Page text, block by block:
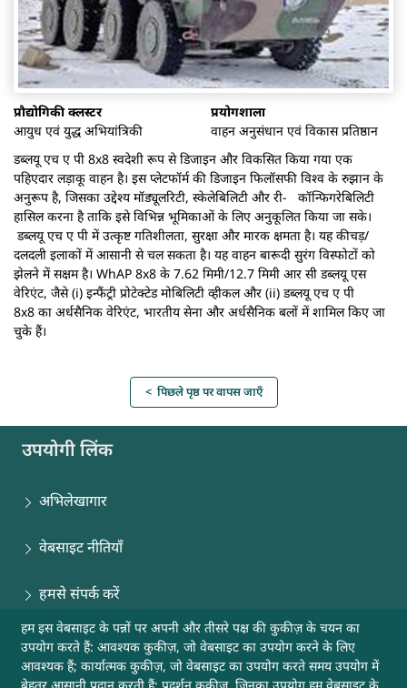
प्रौद्योगिकी क्लस्टर
आयुध एवं युद्ध अभियांत्रिकी
प्रयोगशाला
वाहन अनुसंधान एवं विकास प्रतिष्ठान
डब्लयू एच ए पी 8x8 स्वदेशी रूप से डिजाइन और विकसित किया गया एक
पहिएदार लड़ाकू वाहन है। इस प्लेटफॉर्म की डिजाइन फिलॉसफी विश्व के रुझान के
अनुरूप है, जिसका उद्देश्य मॉड्यूलरिटी, स्केलेबिलिटी और री- कॉन्फिगरेबिलिटी
हासिल करना है ताकि इसे विभिन्न भूमिकाओं के लिए अनुकूलित किया जा सके।
डब्लयू एच ए पी में उत्कृष्ट गतिशीलता, सुरक्षा और मारक क्षमता है। यह कीचड़/
दलदली इलाकों में आसानी से चल सकता है। यह वाहन बारूदी सुरंग विस्फोटों को
झेलने में सक्षम है। WhAP 8x8 के 7.62 मिमी/12.7 मिमी आर सी डब्लयू एस
वेरिएंट, जैसे (i) इन्फैंट्री प्रोटेक्टेड मोबिलिटी व्हीकल और (ii) डब्लयू एच ए पी
8x8 का अर्धसैनिक वेरिएंट, भारतीय सेना और अर्धसैनिक बलों में शामिल किए जा
चुके हैं।
हम इस वेबसाइट के पन्नों पर अपनी और तीसरे पक्ष की कुकीज़ के चयन का
उपयोग करते हैं: आवश्यक कुकीज़, जो वेबसाइट का उपयोग करने के लिए
आवश्यक हैं; कार्यात्मक कुकीज़, जो वेबसाइट का उपयोग करते समय उपयोग में
< पिछले पृष्ठ पर वापस जाएँ
उपयोगी लिंक
अभिलेखागार
वेबसाइट नीतियाँ
हमसे संपर्क करें
साइटमैप